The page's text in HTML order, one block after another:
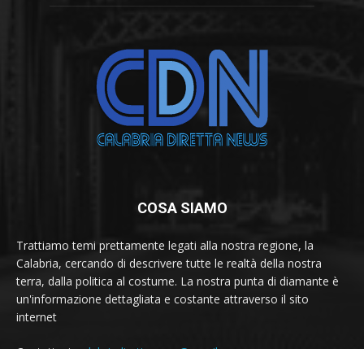
COSA SIAMO
Trattiamo temi prettamente legati alla nostra regione, la
Calabria, cercando di descrivere tutte le realtà della nostra
terra, dalla politica al costume. La nostra punta di diamante è
un'informazione dettagliata e costante attraverso il sito
internet